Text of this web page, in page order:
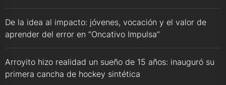
De la idea al impacto: jóvenes, vocación y el valor de
aprender del error en “Oncativo Impulsa”
Arroyito hizo realidad un sueño de 15 años: inauguró su
primera cancha de hockey sintética